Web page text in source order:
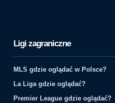
Ligi zagraniczne
MLS gdzie oglądać w Polsce?
La Liga gdzie oglądać?
Premier League gdzie oglądać?